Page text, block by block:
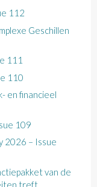
112
Geschillen
111
110
en financieel
109
2026 – Issue
van de
treft